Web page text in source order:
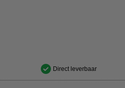
Direct leverbaar